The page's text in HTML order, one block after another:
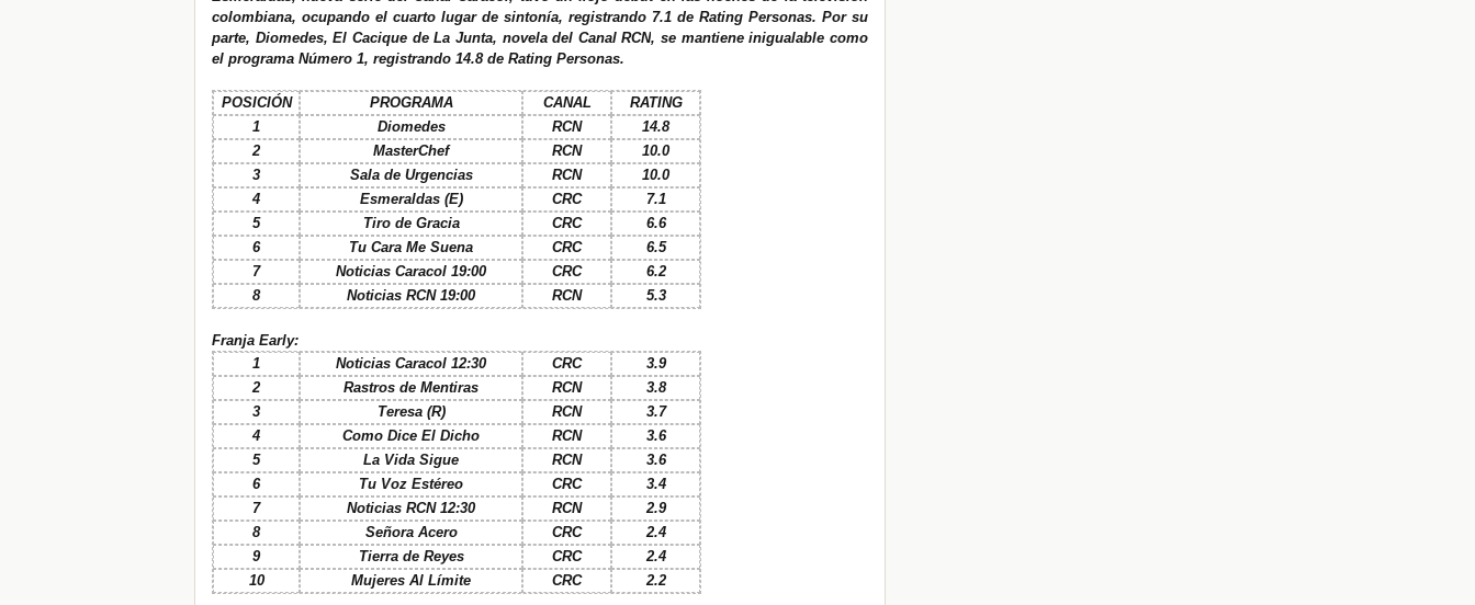
colombiana, ocupando el cuarto lugar de sintonía, registrando 7.1 de Rating Personas. Por su
parte, Diomedes, El Cacique de La Junta, novela del Canal RCN, se mantiene inigualable como
el programa Número 1, registrando 14.8 de Rating Personas.
POSICIÓN PROGRAMA CANAL
RATING
1
Diomedes RCN
14.8
2
MasterChef RCN
10.0
3
Sala de Urgencias RCN
10.0
4
Esmeraldas (E) CRC
7.1
5
Tiro de Gracia CRC
6.6
6
Tu Cara Me Suena CRC
6.5
7
Noticias Caracol 19:00 CRC
6.2
8
Noticias RCN 19:00 RCN 5.3
Franja Early:
1
Noticias Caracol 12:30 CRC
3.9
2
Rastros de Mentiras RCN
3.8
3
Teresa (R) RCN
3.7
4
Como Dice El Dicho RCN
3.6
5
La Vida Sigue RCN
3.6
6
Tu Voz Estéreo CRC
3.4
7
Noticias RCN 12:30 RCN
2.9
8
Señora Acero CRC
2.4
9
Tierra de Reyes CRC
2.4
10
Mujeres Al Límite CRC 2.2